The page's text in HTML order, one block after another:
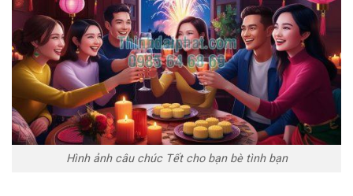
Hình ảnh câu chúc Tết cho bạn bè tình bạn